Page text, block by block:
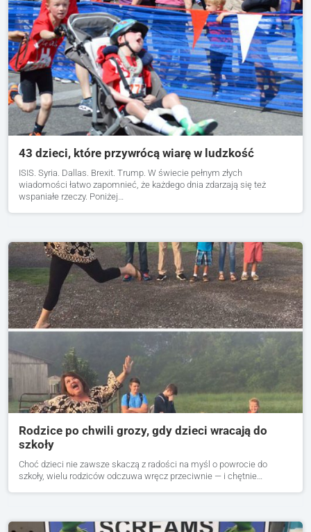
43 dzieci, które przywrócą wiarę w ludzkość
ISIS. Syria. Dallas. Brexit. Trump. W świecie pełnym złych
wiadomości łatwo zapomnieć, że każdego dnia zdarzają się też
wspaniałe rzeczy. Poniżej…
Rodzice po chwili grozy, gdy dzieci wracają do
szkoły
Choć dzieci nie zawsze skaczą z radości na myśl o powrocie do
szkoły, wielu rodziców odczuwa wręcz przeciwnie — i chętnie…